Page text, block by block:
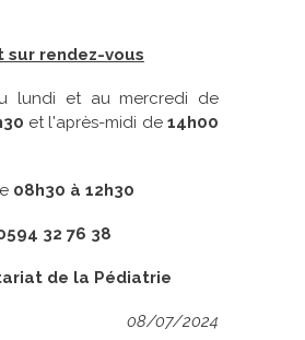
sur rendez-vous
lundi et au mercredi de
et l'après-midi de14h00
08h30 à 12h30
32 76 38
de la Pédiatrie
08/07/2024